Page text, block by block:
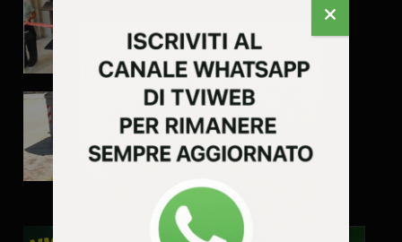
Vicenza, troppe erbacce:
così non va secondo FdI